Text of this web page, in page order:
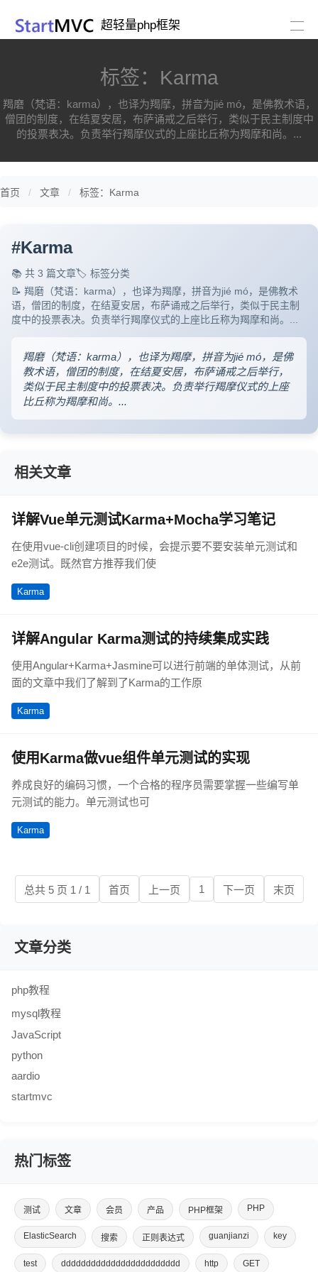
超轻量php框架
标签：Karma
羯磨（梵语：karma），也译为羯摩，拼音为jié mó，是佛教术语，
僧团的制度，在结夏安居，布萨诵戒之后举行，类似于民主制度中
的投票表决。负责举行羯摩仪式的上座比丘称为羯摩和尚。...
首页 文章 标签：Karma
#Karma
📚 共 3 篇文章🏷️ 标签分类
📝 羯磨（梵语：karma），也译为羯摩，拼音为jié mó，是佛教术
语，僧团的制度，在结夏安居，布萨诵戒之后举行，类似于民主制
度中的投票表决。负责举行羯摩仪式的上座比丘称为羯摩和尚。...
羯磨（梵语：karma），也译为羯摩，拼音为jié mó，是佛
教术语，僧团的制度，在结夏安居，布萨诵戒之后举行，
类似于民主制度中的投票表决。负责举行羯摩仪式的上座
比丘称为羯摩和尚。...
相关文章
详解Vue单元测试Karma+Mocha学习笔记
在使用vue-cli创建项目的时候，会提示要不要安装单元测试和
e2e测试。既然官方推荐我们使
Karma
详解Angular Karma测试的持续集成实践
使用Angular+Karma+Jasmine可以进行前端的单体测试，从前
面的文章中我们了解到了Karma的工作原
Karma
使用Karma做vue组件单元测试的实现
养成良好的编码习惯，一个合格的程序员需要掌握一些编写单
元测试的能力。单元测试也可
Karma
总共 5 页 1 / 1 首页 上一页 1 下一页 末页
文章分类
php教程
mysql教程
JavaScript
python
aardio
startmvc
热门标签
测试 文章 会员 产品 PHP框架 PHP
ElasticSearch 搜索 正则表达式 guanjianzi key
test dddddddddddddddddddddddd http GET